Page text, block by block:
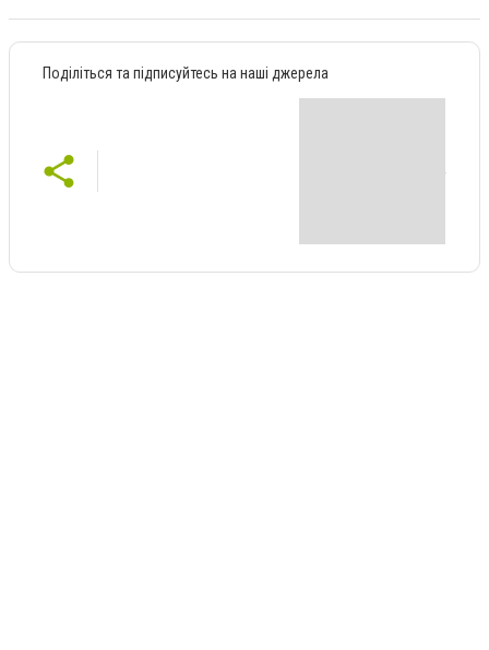
Поділіться та підписуйтесь на наші джерела